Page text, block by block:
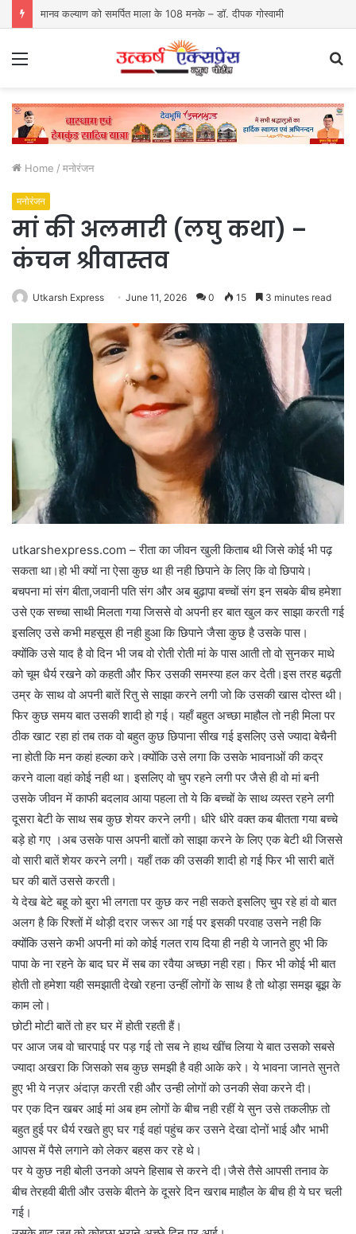
मानव कल्याण को समर्पित माला के 108 मनके – डॉ. दीपक गोस्वामी
Home / मनोरंजन
मनोरंजन
मां की अलमारी (लघु कथा) –
कंचन श्रीवास्तव
Utkarsh Express June 11, 2026 0 15 3 minutes read
utkarshexpress.com – रीता का जीवन खुली किताब थी जिसे कोई भी पढ़
सकता था।हो भी क्यों ना ऐसा कुछ था ही नही छिपाने के लिए कि वो छिपाये।
बचपना मां संग बीता,जवानी पति संग और अब बुढ़ापा बच्चों संग इन सबके बीच हमेशा
उसे एक सच्चा साथी मिलता गया जिससे वो अपनी हर बात खुल कर साझा करती गई
इसलिए उसे कभी महसूस ही नही हुआ कि छिपाने जैसा कुछ है उसके पास।
क्योंकि उसे याद है वो दिन भी जब वो रोती रोती मां के पास आती तो वो सुनकर माथे
को चूम धैर्य रखने को कहती और फिर उसकी समस्या हल कर देती।इस तरह बढ़ती
उम्र के साथ वो अपनी बातें रितु से साझा करने लगी जो कि उसकी खास दोस्त थी।
फिर कुछ समय बात उसकी शादी हो गई। यहाँ बहुत अच्छा माहौल तो नही मिला पर
ठीक खाट रहा हां तब तक वो बहुत कुछ छिपाना सीख गई इसलिए उसे ज्यादा बेचैनी
ना होती कि मन कहां हल्का करे।क्योंकि उसे लगा कि उसके भावनाओं की कद्र
करने वाला वहां कोई नही था। इसलिए वो चुप रहने लगी पर जैसे ही वो मां बनी
उसके जीवन में काफी बदलाव आया पहला तो ये कि बच्चों के साथ व्यस्त रहने लगी
दूसरा बेटी के साथ सब कुछ शेयर करने लगी। धीरे धीरे वक्त कब बीतता गया बच्चे
बड़े हो गए ।अब उसके पास अपनी बातों को साझा करने के लिए एक बेटी थी जिससे
वो सारी बातें शेयर करने लगी। यहाँ तक की उसकी शादी हो गई फिर भी सारी बातें
घर की बातें उससे करती।
ये देख बेटे बहू को बुरा भी लगता पर कुछ कर नही सकते इसलिए चुप रहे हां वो बात
अलग है कि रिश्तों में थोड़ी दरार जरूर आ गई पर इसकी परवाह उसने नही कि
क्योंकि उसने कभी अपनी मां को कोई गलत राय दिया ही नही ये जानते हुए भी कि
पापा के ना रहने के बाद घर में सब का रवैया अच्छा नही रहा। फिर भी कोई भी बात
होती तो हमेशा यही समझाती देखो रहना उन्हीं लोगों के साथ है तो थोड़ा समझ बूझ के
काम लो।
छोटी मोटी बातें तो हर घर में होती रहती हैं।
पर आज जब वो चारपाई पर पड़ गई तो सब ने हाथ खींच लिया ये बात उसको सबसे
ज्यादा अखरा कि जिसको सब कुछ समझी है वही आके करे। ये भावना जानते सुनते
हुए भी ये नज़र अंदाज़ करती रही और उन्ही लोगों को उनकी सेवा करने दी।
पर एक दिन खबर आई मां अब हम लोगों के बीच नही रहीं ये सुन उसे तकलीफ़ तो
बहुत हुई पर धैर्य रखते हुए घर गई वहां पहुंच कर उसने देखा दोनों भाई और भाभी
आपस में पैसे लगाने को लेकर बहस कर रहे थे।
पर ये कुछ नही बोली उनको अपने हिसाब से करने दी।जैसे तैसे आपसी तनाव के
बीच तेरहवी बीती और उसके बीतने के दूसरे दिन खराब माहौल के बीच ही ये घर चली
गई।